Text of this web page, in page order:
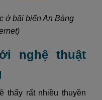
ở bãi biển An Bàng
nghệ thuật
thấy rất nhiều thuyền